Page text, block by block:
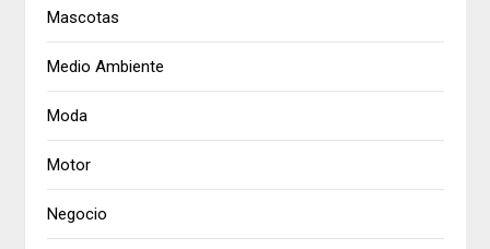
Mascotas
Medio Ambiente
Moda
Motor
Negocio